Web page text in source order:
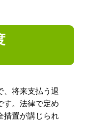
、将来支払う退
す。法律で定め
措置が講じられ